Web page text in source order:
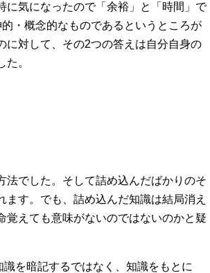
に気になったので「余裕」と「時間」で
・概念的なものであるというところが
に対して、その2つの答えは自分自身の
。
でした。そして詰め込んだばかりのそ
す。でも、詰め込んだ知識は結局消え
えても意味がないのではないのかと疑
を暗記するではなく、知識をもとに